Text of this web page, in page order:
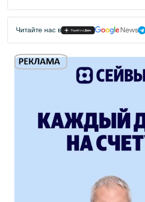
Читайте нас в